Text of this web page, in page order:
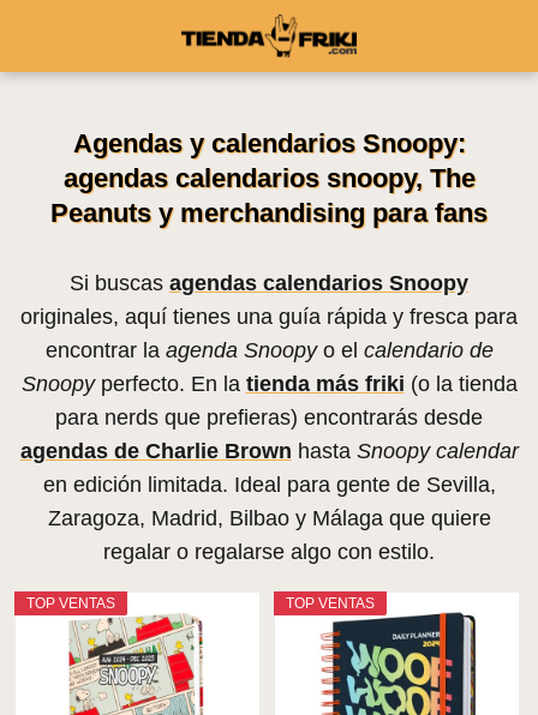
Agendas y calendarios Snoopy:
agendas calendarios snoopy, The
Peanuts y merchandising para fans
Si buscas agendas calendarios Snoopy
originales, aquí tienes una guía rápida y fresca para
encontrar la agenda Snoopyo el calendario de
Snoopyperfecto. En la tienda más friki (o la tienda
para nerds que prefieras) encontrarás desde
agendas de Charlie Brown hasta Snoopy calendar
en edición limitada. Ideal para gente de Sevilla,
Zaragoza, Madrid, Bilbao y Málaga que quiere
regalar o regalarse algo con estilo.
TOP VENTAS TOP VENTAS